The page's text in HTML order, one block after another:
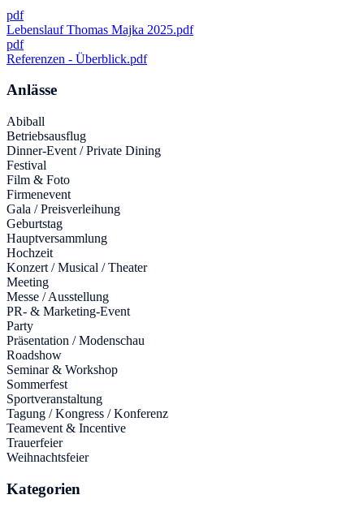
pdf
Lebenslauf Thomas Majka 2025.pdf
pdf
Referenzen - Überblick.pdf
Anlässe
Abiball
Betriebsausflug
Dinner-Event / Private Dining
Festival
Film & Foto
Firmenevent
Gala / Preisverleihung
Geburtstag
Hauptversammlung
Hochzeit
Konzert / Musical / Theater
Meeting
Messe / Ausstellung
PR- & Marketing-Event
Party
Präsentation / Modenschau
Roadshow
Seminar & Workshop
Sommerfest
Sportveranstaltung
Tagung / Kongress / Konferenz
Teamevent & Incentive
Trauerfeier
Weihnachtsfeier
Kategorien